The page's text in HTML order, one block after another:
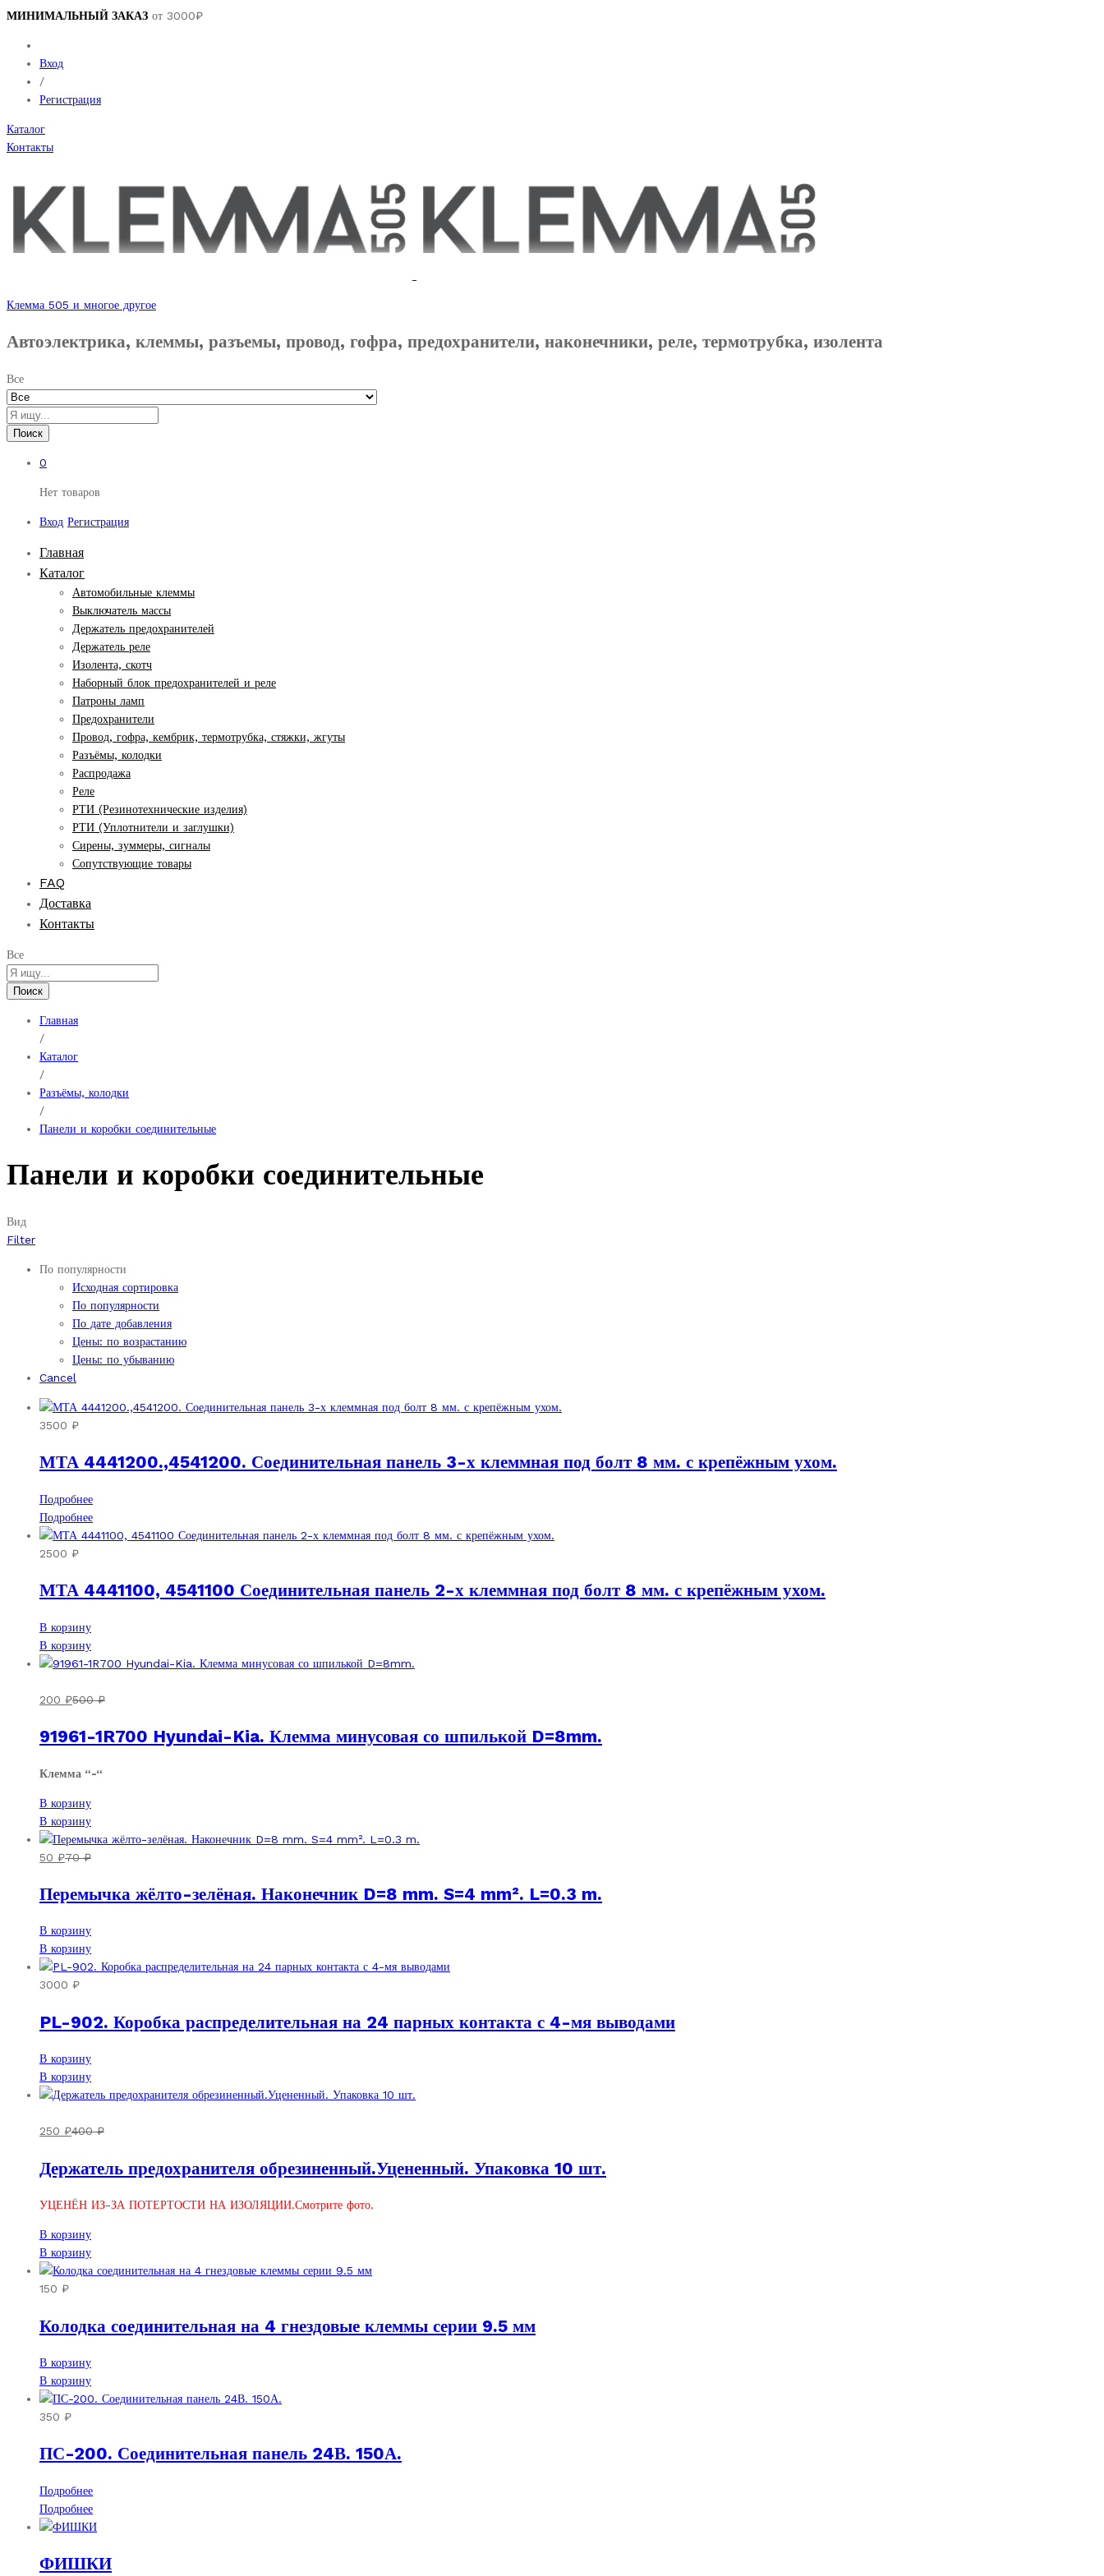
МИНИМАЛЬНЫЙ ЗАКАЗ от 3000₽
Вход
/
Регистрация
Каталог
Контакты
Клемма 505 и многое другое
Автоэлектрика, клеммы, разъемы, провод, гофра, предохранители, наконечники, реле, термотрубка, изолента
Все
Поиск
0
Нет товаров
Вход Регистрация
Главная
Каталог
Автомобильные клеммы
Выключатель массы
Держатель предохранителей
Держатель реле
Изолента, скотч
Наборный блок предохранителей и реле
Патроны ламп
Предохранители
Провод, гофра, кембрик, термотрубка, стяжки, жгуты
Разъёмы, колодки
Распродажа
Реле
РТИ (Резинотехнические изделия)
РТИ (Уплотнители и заглушки)
Сирены, зуммеры, сигналы
Сопутствующие товары
FAQ
Доставка
Контакты
Все
Поиск
Главная
/
Каталог
/
Разъёмы, колодки
/
Панели и коробки соединительные
Панели и коробки соединительные
Вид
Filter
По популярности
Исходная сортировка
По популярности
По дате добавления
Цены: по возрастанию
Цены: по убыванию
Cancel
3500 ₽
МТА 4441200.,4541200. Соединительная панель 3-х клеммная под болт 8 мм. с крепёжным ухом.
Подробнее
Подробнее
2500 ₽
МТА 4441100, 4541100 Соединительная панель 2-х клеммная под болт 8 мм. с крепёжным ухом.
В корзину
В корзину
200 ₽500₽
91961-1R700 Hyundai-Kia. Клемма минусовая со шпилькой D=8mm.
Клемма “-“
В корзину
В корзину
50 ₽70₽
Перемычка жёлто-зелёная. Наконечник D=8 mm. S=4 mm². L=0.3 m.
В корзину
В корзину
3000 ₽
PL-902. Коробка распределительная на 24 парных контакта с 4-мя выводами
В корзину
В корзину
250 ₽400₽
Держатель предохранителя обрезиненный.Уцененный. Упаковка 10 шт.
УЦЕНЁН ИЗ-ЗА ПОТЕРТОСТИ НА ИЗОЛЯЦИИ.Смотрите фото.
В корзину
В корзину
150 ₽
Колодка соединительная на 4 гнездовые клеммы серии 9.5 мм
В корзину
В корзину
350 ₽
ПС-200. Соединительная панель 24В. 150А.
Подробнее
Подробнее
ФИШКИ